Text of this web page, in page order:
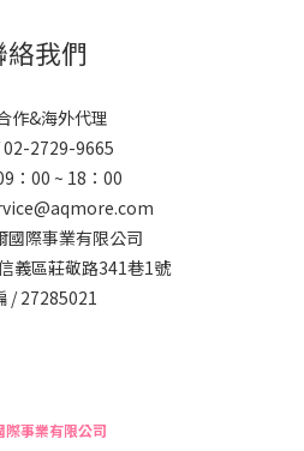
絡我們
作&海外代理
02-2729-9665
：00 ~ 18：00
國際事業有限公司
義區莊敬路341巷1號
/ 27285021
際事業有限公司